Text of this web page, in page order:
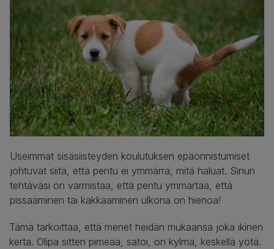
Useimmat sisäsiisteyden koulutuksen epäonnistumiset
johtuvat siitä, että pentu ei ymmärrä, mitä haluat. Sinun
tehtäväsi on varmistaa, että pentu ymmärtää, että
pissaaminen tai kakkaaminen ulkona on hienoa!
Tämä tarkoittaa, että menet heidän mukaansa joka ikinen
kerta. Olipa sitten pimeää, satoi, on kylmä, keskellä yötä.